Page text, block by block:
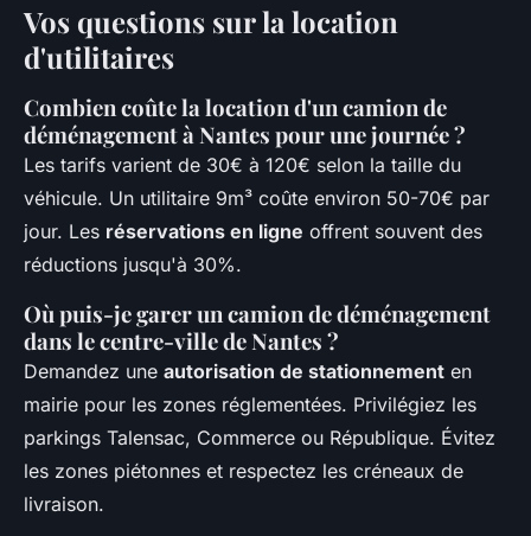
Vos questions sur la location
d'utilitaires
Combien coûte la location d'un camion de
déménagement à Nantes pour une journée ?
Les tarifs varient de 30€ à 120€ selon la taille du
véhicule. Un utilitaire 9m³ coûte environ 50-70€ par
jour. Les réservations en ligne offrent souvent des
réductions jusqu'à 30%.
Où puis-je garer un camion de déménagement
dans le centre-ville de Nantes ?
Demandez une autorisation de stationnement en
mairie pour les zones réglementées. Privilégiez les
parkings Talensac, Commerce ou République. Évitez
les zones piétonnes et respectez les créneaux de
livraison.